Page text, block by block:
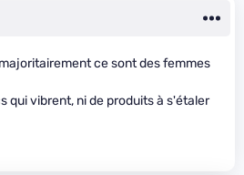
ce sont des femmes
qui vibrent, ni de produits à s'étaler